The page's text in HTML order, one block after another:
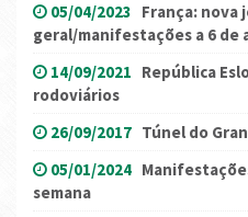
05/04/2023 França: nova
geral/manifestações a 6 de
14/09/2021 República
rodoviários
26/09/2017 Túnel do
05/01/2024
semana